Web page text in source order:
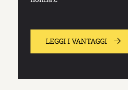
LEGGI I VANTAGGI